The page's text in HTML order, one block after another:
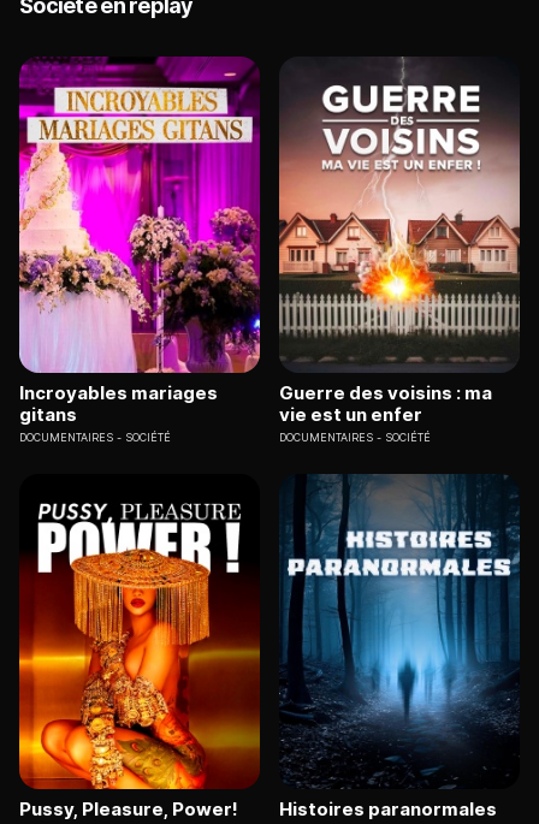
Société en replay
Incroyables mariages
gitans
DOCUMENTAIRES SOCIÉTÉ
Guerre des voisins : ma
vie est un enfer
DOCUMENTAIRES SOCIÉTÉ
Pussy, Pleasure, Power! Histoires paranormales